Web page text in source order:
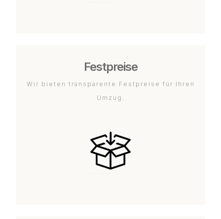
Festpreise
Wir bieten transparente Festpreise für Ihren
Umzug.